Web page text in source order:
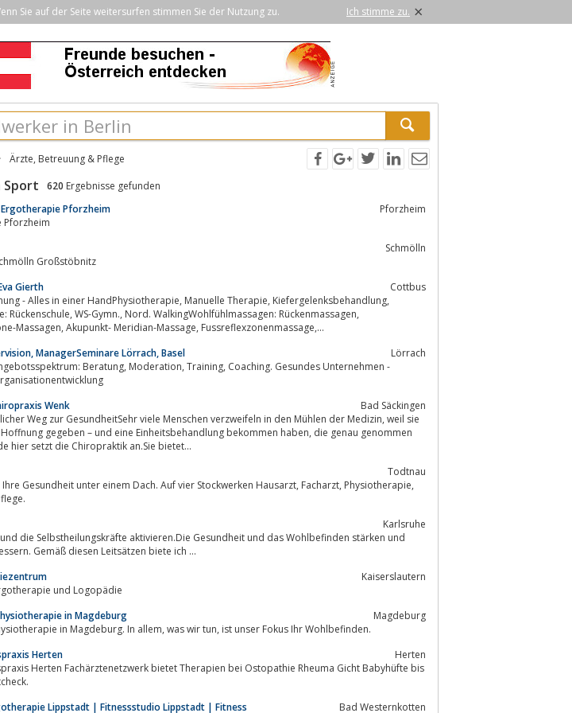
Sie auf der Seite weitersurfen stimmen Sie der Nutzung zu. Ich stimme zu. ×
Ärzte, Betreuung & Pflege
Sport 620 Ergebnisse gefunden
Pforzheim
Pforzheim
Pforzheim
Schmölln
Katrin Müller, Schmölln Großstöbnitz
Gierth
Cottbus
WalkingWohlfühlmassagen: Rückenmassagen,
Klangschalenmassage, Hot-Stone-Massagen, Akupunkt- Meridian-Massage, Fussreflexzonenmassage,...
ManagerSeminare Lörrach, Basel
Lörrach
Wenk
Bad Säckingen
hier setzt die Chiropraktik an.Sie bietet...
Todtnau
unter einem Dach. Auf vier Stockwerken Hausarzt, Facharzt, Physiotherapie,
Karlsruhe
die Selbstheilungskräfte aktivieren.Die Gesundheit und das Wohlbefinden stärken und
Gemäß diesen Leitsätzen biete ich ...
Kaiserslautern
für Physiotherapie, Ergotherapie und Logopädie
in Magdeburg
Magdeburg
Wir sind Ihre professionelle Physiotherapie in Magdeburg. In allem, was wir tun, ist unser Fokus Ihr Wohlbefinden.
Herten
Herten
Herten Fachärztenetzwerk bietet Therapien bei Ostopathie Rheuma Gicht Babyhüfte bis
Lippstadt | Fitnessstudio Lippstadt | Fitness
Bad Westernkotten